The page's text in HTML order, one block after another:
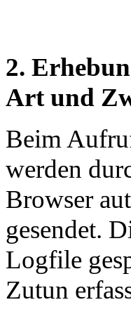
2.
Art und
Beim
werden
Browser
gesendet.
Logfile
Zutun